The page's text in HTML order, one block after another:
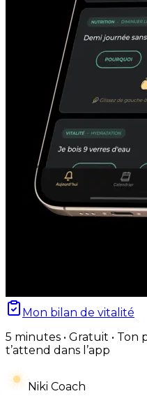
Mon bilan de vitalité
5 minutes • Gratuit •
t’attend dans l’app
Niki Coach